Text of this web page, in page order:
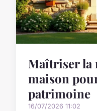
Maîtriser la
maison
patrimoine
16/07/2026 11:02